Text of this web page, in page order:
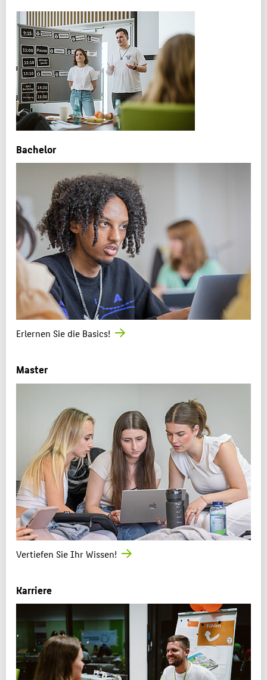
Bachelor
Erlernen Sie die Basics!
Master
Vertiefen Sie Ihr Wissen!
Karriere